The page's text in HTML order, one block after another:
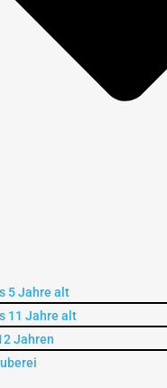
5 Jahre alt
11 Jahre alt
Jahren